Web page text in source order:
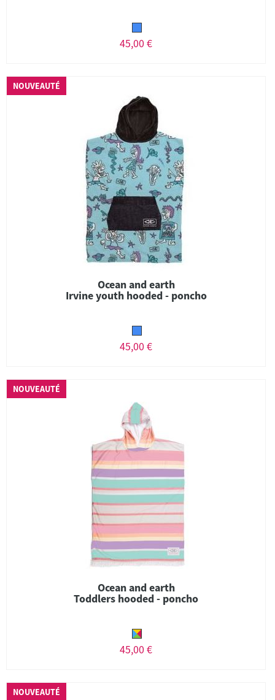
45,00 €
NOUVEAUTÉ
Ocean and earth
Irvine youth hooded - poncho
45,00 €
NOUVEAUTÉ
Ocean and earth
Toddlers hooded - poncho
45,00 €
NOUVEAUTÉ